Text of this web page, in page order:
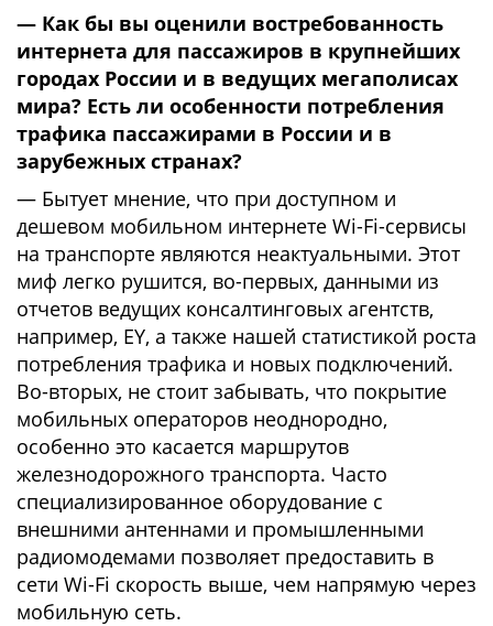
— Как бы вы оценили востребованность
интернета для пассажиров в крупнейших
городах России и в ведущих мегаполисах
мира? Есть ли особенности потребления
трафика пассажирами в России и в
зарубежных странах?
— Бытует мнение, что при доступном и
дешевом мобильном интернете Wi-Fi-сервисы
на транспорте являются неактуальными. Этот
миф легко рушится, во-первых, данными из
отчетов ведущих консалтинговых агентств,
например, EY, а также нашей статистикой роста
потребления трафика и новых подключений.
Во-вторых, не стоит забывать, что покрытие
мобильных операторов неоднородно,
особенно это касается маршрутов
железнодорожного транспорта. Часто
специализированное оборудование с
внешними антеннами и промышленными
радиомодемами позволяет предоставить в
сети Wi-Fi скорость выше, чем напрямую через
мобильную сеть.